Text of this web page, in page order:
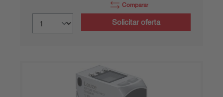
Comparar
Solicitar oferta